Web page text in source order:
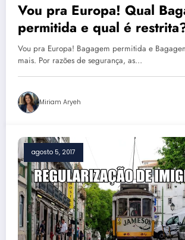
Vou pra Europa! Qual
permitida e qual é
Vou pra Europa! Bagagem permitida e
mais. Por razões de segurança, as…
Miriam Aryeh
agosto 5, 2017